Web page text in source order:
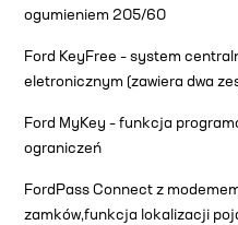
ogumieniem 205/60
Ford KeyFree – system
eletronicznym (zawiera dwa
Ford MyKey – funkcja
ograniczeń
FordPass Connect z
zamków,funkcja lokalizacji